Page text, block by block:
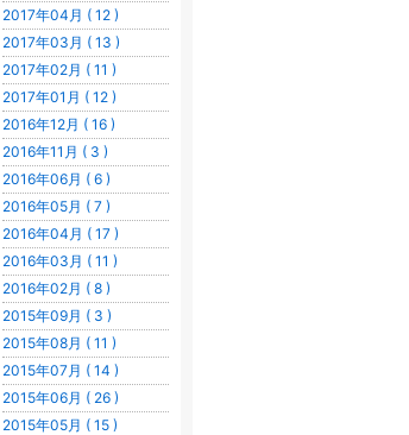
2017年04月 ( 12 )
2017年03月 ( 13 )
2017年02月 ( 11 )
2017年01月 ( 12 )
2016年12月 ( 16 )
2016年11月 ( 3 )
2016年06月 ( 6 )
2016年05月 ( 7 )
2016年04月 ( 17 )
2016年03月 ( 11 )
2016年02月 ( 8 )
2015年09月 ( 3 )
2015年08月 ( 11 )
2015年07月 ( 14 )
2015年06月 ( 26 )
2015年05月 ( 15 )